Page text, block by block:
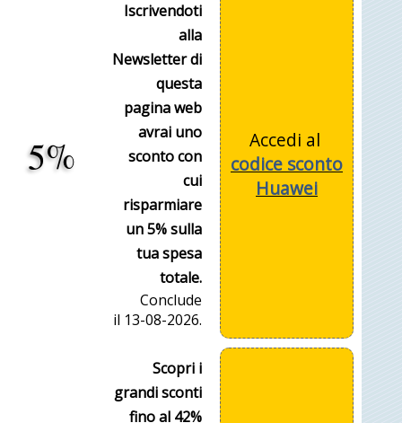
5%
Iscrivendoti
alla
Newsletter di
questa
pagina web
avrai uno
sconto con
cui
risparmiare
un 5% sulla
tua spesa
totale.
Conclude
il 13-08-2026.
Accedi al
codice sconto
Huawei
Scopri i
grandi sconti
fino al 42%